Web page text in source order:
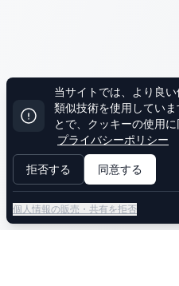
当サイトでは、より良
類似技術を使用してい
とで、クッキーの使用
プライバシーポリシー
拒否する
同意する
個人情報の販売・共有を拒否